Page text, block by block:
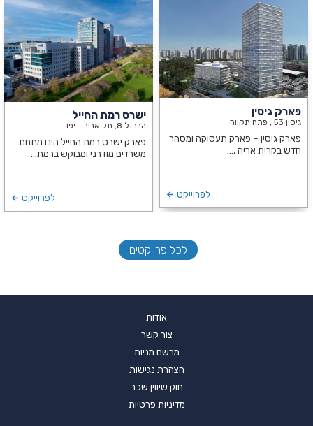
פארק גיסין
גיסין 53 , פתח תקווה
פארק גיסין – פארק תעסוקה ומסחר
חדש בקרית אריה ,…
לפרוייקט
ישרס רמת החייל
הברזל 8, תל אביב - יפו
פארק ישרס רמת החייל הינו מתחם
משרדים מודרני ומבוקש ברמת…
לפרוייקט
לכל פרויקטים
אודות
צור קשר
מרשם מניות
הצהרת נגישות
חוק שיווין שכר
מדיניות פרטיות